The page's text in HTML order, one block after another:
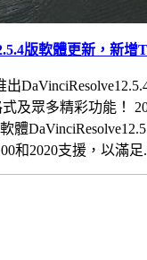
版軟體更新，新增
出
及眾多精彩功能！
體
和2020支援，以滿足